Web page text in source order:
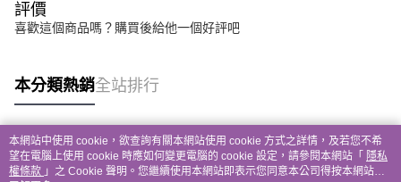
評價
喜歡這個商品嗎？購買後給他一個好評吧
本分類熱銷全站排行
熱門標籤
本網站中使用 cookie，欲查詢有關本網站使用 cookie 方式之詳情，及若您不希
望在電腦上使用 cookie 時應如何變更電腦的 cookie 設定，請參閱本網站「 隱私
權條款 」之 Cookie 聲明。您繼續使用本網站即表示您同意本公司得按本網站使